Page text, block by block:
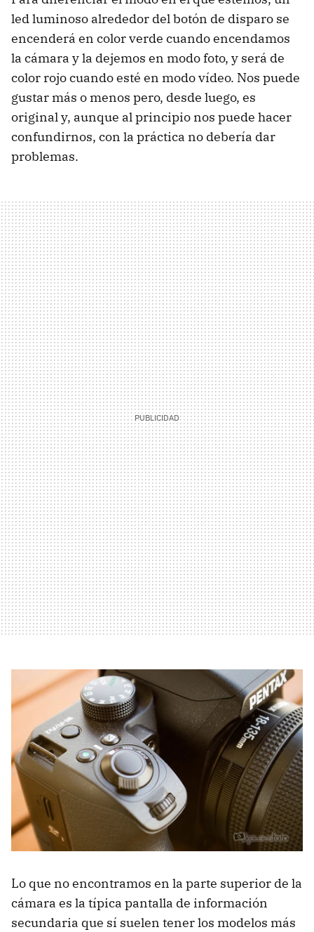
led luminoso alrededor del botón de disparo se
encenderá en color verde cuando encendamos
la cámara y la dejemos en modo foto, y será de
color rojo cuando esté en modo vídeo. Nos puede
gustar más o menos pero, desde luego, es
original y, aunque al principio nos puede hacer
confundirnos, con la práctica no debería dar
problemas.
Lo que no encontramos en la parte superior de la
cámara es la típica pantalla de información
secundaria que sí suelen tener los modelos más